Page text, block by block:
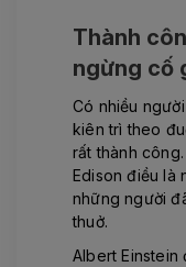
Thành
ngừng cố
Có nhiều
kiên trì theo
rất thành
Edison điều là
những người
thuở.
Albert